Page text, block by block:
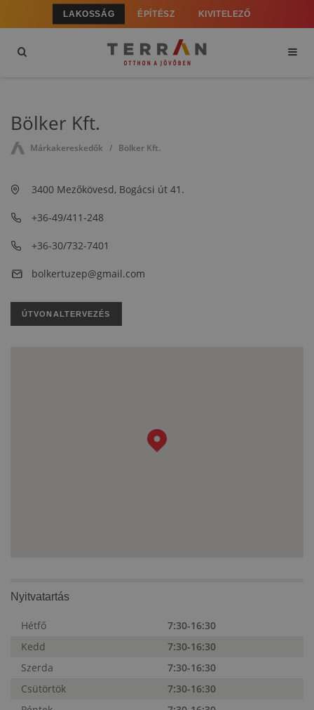
LAKOSSÁG ÉPÍTÉSZ KIVITELEZŐ
Bölker Kft.
Márkakereskedők Bölker Kft.
3400 Mezőkövesd, Bogácsi út 41.
+36-49/411-248
+36-30/732-7401
bolkertuzep@gmail.com
ÚTVONALTERVEZÉS
Nyitvatartás
Hétfő
7:30-16:30
Kedd
7:30-16:30
Szerda
7:30-16:30
Csütörtök
7:30-16:30